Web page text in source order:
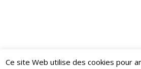
Ce site Web utilise des cookies pour